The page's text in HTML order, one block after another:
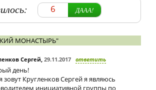
6 ДААА!
МОНАСТЫРЬ"
Сергей 29.11.2017 ответить
день!
зовут Кругленков Сергей я являюсь
инициативной группы по